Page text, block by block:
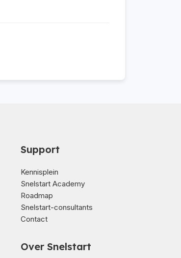
Support
Kennisplein
Snelstart Academy
Roadmap
Snelstart-consultants
Contact
Over Snelstart